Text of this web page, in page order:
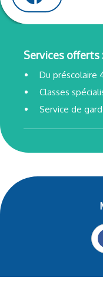
Services offerts
Du préscolaire
Classes
Service de